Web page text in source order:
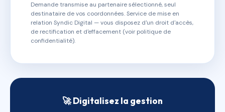
Demande transmise au partenaire sélectionné, seul
destinataire de vos coordonnées. Service de mise en
relation Syndic Digital — vous disposez d'un droit d'accès,
de rectification et d'effacement (voir politique de
confidentialité).
🚀 Digitalisez la gestion